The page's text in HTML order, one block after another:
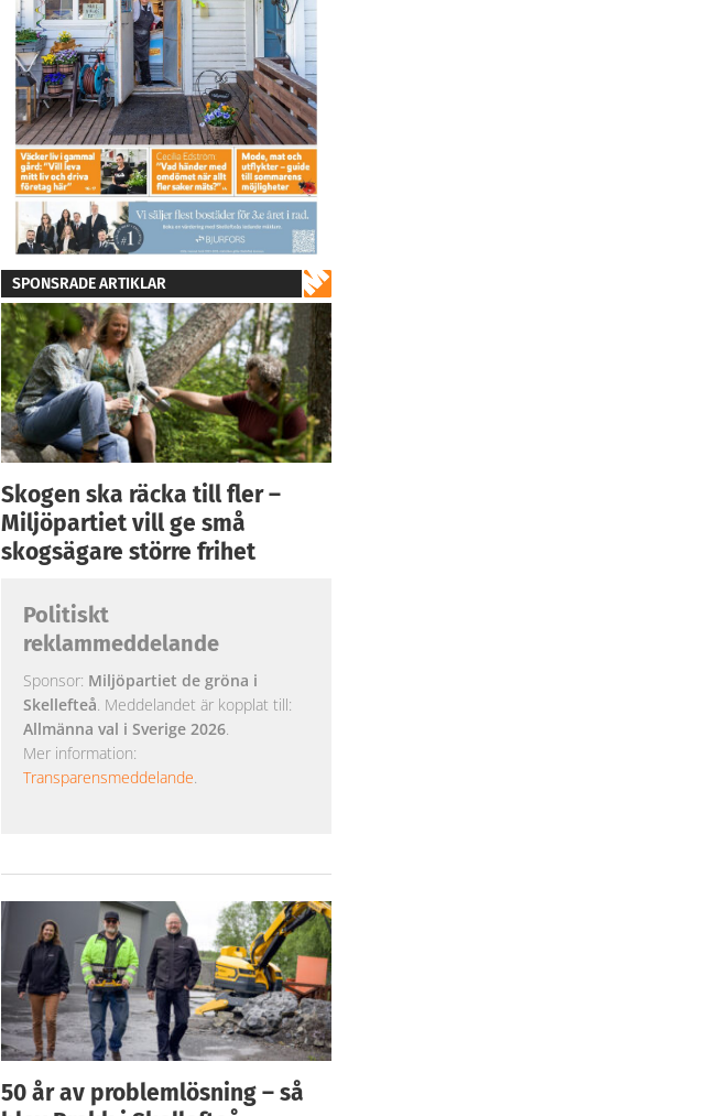
SPONSRADE ARTIKLAR
Skogen ska räcka till fler –
Miljöpartiet vill ge små
skogsägare större frihet
Politiskt
reklammeddelande
Sponsor: Miljöpartiet de gröna i
Skellefteå. Meddelandet är kopplat till:
Allmänna val i Sverige 2026.
Mer information:
Transparensmeddelande.
50 år av problemlösning – så